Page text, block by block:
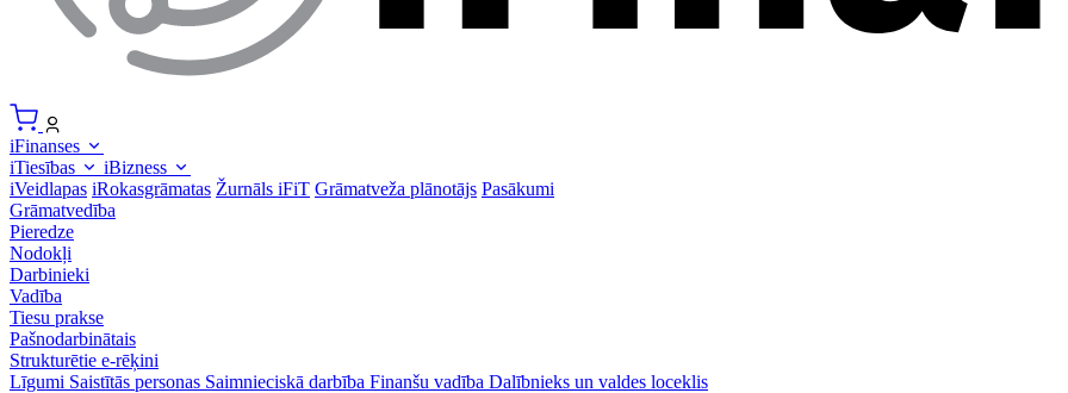
iFinanses
iTiesības
iBizness
iVeidlapas iRokasgrāmatas Žurnāls iFiT Grāmatveža plānotājs Pasākumi
Grāmatvedība
Pieredze
Nodokļi
Darbinieki
Vadība
Tiesu prakse
Pašnodarbinātais
Strukturētie e-rēķini
Līgumi Saistītās personas Saimnieciskā darbība Finanšu vadība Dalībnieks un valdes loceklis